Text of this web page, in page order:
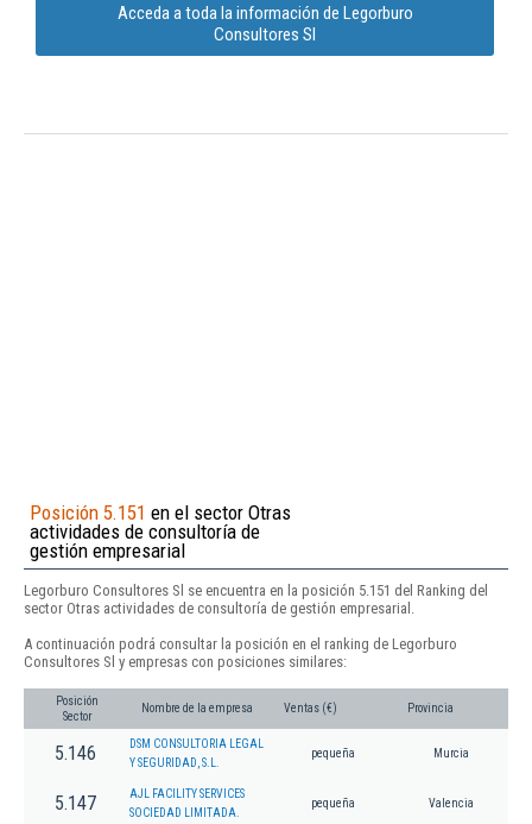
Acceda a toda la información de Legorburo
Consultores Sl
Posición 5.151 en el sector Otras
actividades de consultoría de
gestión empresarial
Legorburo Consultores Sl se encuentra en la posición 5.151 del Ranking del
sector Otras actividades de consultoría de gestión empresarial.
A continuación podrá consultar la posición en el ranking de Legorburo
Consultores Sl y empresas con posiciones similares:
Posición
Sector
Nombre de la empresa Ventas (€) Provincia
5.146
DSM CONSULTORIA LEGAL
Y SEGURIDAD, S.L.
pequeña Murcia
5.147
AJL FACILITY SERVICES
SOCIEDAD LIMITADA.
pequeña Valencia